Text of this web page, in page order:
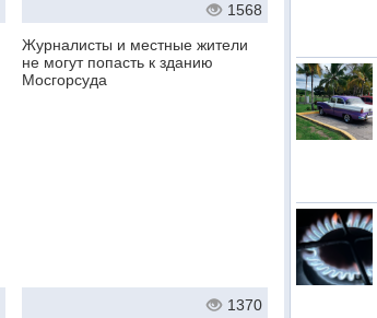
1568
Журналисты и местные жители
не могут попасть к зданию
Мосгорсуда
1370